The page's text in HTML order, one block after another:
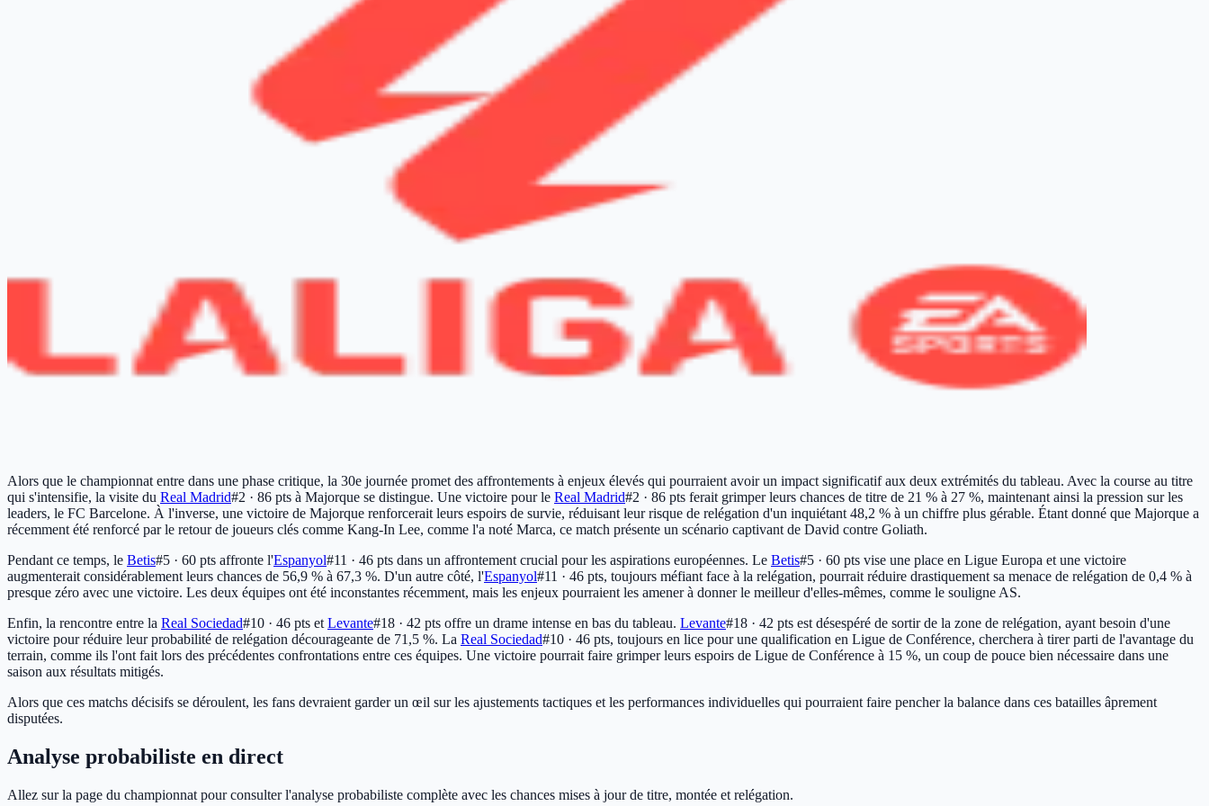
Alors que le championnat entre dans une phase critique, la 30e journée promet des affrontements à enjeux élevés qui pourraient avoir un impact significatif aux deux extrémités du tableau. Avec la course au titre
qui s'intensifie, la visite du Real Madrid#2 · 86 pts à Majorque se distingue. Une victoire pour le Real Madrid#2 · 86 pts ferait grimper leurs chances de titre de 21 % à 27 %, maintenant ainsi la pression sur les
leaders, le FC Barcelone. À l'inverse, une victoire de Majorque renforcerait leurs espoirs de survie, réduisant leur risque de relégation d'un inquiétant 48,2 % à un chiffre plus gérable. Étant donné que Majorque a
récemment été renforcé par le retour de joueurs clés comme Kang-In Lee, comme l'a noté Marca, ce match présente un scénario captivant de David contre Goliath.
Pendant ce temps, le Betis#5 · 60 pts affronte l'Espanyol#11 · 46 pts dans un affrontement crucial pour les aspirations européennes. Le Betis#5 · 60 pts vise une place en Ligue Europa et une victoire
augmenterait considérablement leurs chances de 56,9 % à 67,3 %. D'un autre côté, l'Espanyol#11 · 46 pts, toujours méfiant face à la relégation, pourrait réduire drastiquement sa menace de relégation de 0,4 % à
presque zéro avec une victoire. Les deux équipes ont été inconstantes récemment, mais les enjeux pourraient les amener à donner le meilleur d'elles-mêmes, comme le souligne AS.
Enfin, la rencontre entre la Real Sociedad#10 · 46 pts et Levante#18 · 42 pts offre un drame intense en bas du tableau. Levante#18 · 42 pts est désespéré de sortir de la zone de relégation, ayant besoin d'une
victoire pour réduire leur probabilité de relégation décourageante de 71,5 %. La Real Sociedad#10 · 46 pts, toujours en lice pour une qualification en Ligue de Conférence, cherchera à tirer parti de l'avantage du
terrain, comme ils l'ont fait lors des précédentes confrontations entre ces équipes. Une victoire pourrait faire grimper leurs espoirs de Ligue de Conférence à 15 %, un coup de pouce bien nécessaire dans une
saison aux résultats mitigés.
Alors que ces matchs décisifs se déroulent, les fans devraient garder un œil sur les ajustements tactiques et les performances individuelles qui pourraient faire pencher la balance dans ces batailles âprement
disputées.
Analyse probabiliste en direct
Allez sur la page du championnat pour consulter l'analyse probabiliste complète avec les chances mises à jour de titre, montée et relégation.